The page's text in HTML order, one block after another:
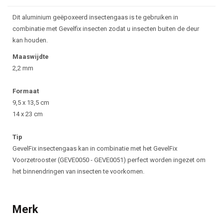
Beschrijving
Dit aluminium geëpoxeerd insectengaas is te gebruiken in
combinatie met Gevelfix insecten zodat u insecten buiten de deur
kan houden.
Maaswijdte
2,2 mm
Formaat
9,5 x 13,5 cm
14 x 23 cm
Tip
GevelFix insectengaas kan in combinatie met het GevelFix
Voorzetrooster (GEVE0050 - GEVE0051) perfect worden ingezet om
het binnendringen van insecten te voorkomen.
Merk